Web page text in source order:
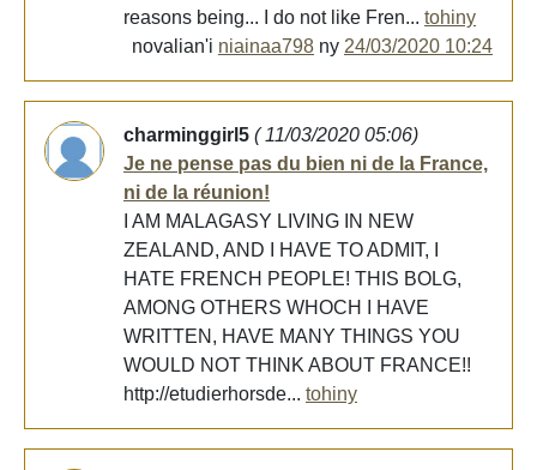
reasons being... I do not like Fren... tohiny
novalian'i niainaa798 ny 24/03/2020 10:24
charminggirl5 ( 11/03/2020 05:06)
Je ne pense pas du bien ni de la France,
ni de la réunion!
I AM MALAGASY LIVING IN NEW
ZEALAND, AND I HAVE TO ADMIT, I
HATE FRENCH PEOPLE! THIS BOLG,
AMONG OTHERS WHOCH I HAVE
WRITTEN, HAVE MANY THINGS YOU
WOULD NOT THINK ABOUT FRANCE!!
http://etudierhorsde... tohiny